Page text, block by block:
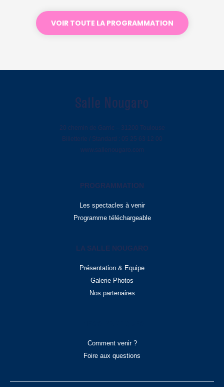
Jeudi 20 Mai 2027 • 19h00
FRIDA – VOYAGE
MUSICAL ET ILLUSTRÉ
VOIR TOUTE LA PROGRAMMATION
Salle Nougaro
20 chemin de Garric – 31200 Toulouse
Billetterie / Standard : 05 25 63 12 00
www.sallenougaro.com
PROGRAMMATION
Les spectacles à venir
Programme téléchargeable
LA SALLE NOUGARO
Présentation & Equipe
Galerie Photos
Nos partenaires
Comment venir ?
Foire aux questions